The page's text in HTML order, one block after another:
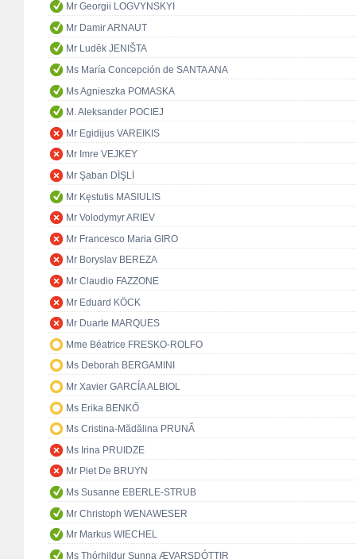
Mr Georgii LOGVYNSKYI
Mr Damir ARNAUT
Mr Luděk JENIŠTA
Ms María Concepción de SANTA ANA
Ms Agnieszka POMASKA
M. Aleksander POCIEJ
Mr Egidijus VAREIKIS
Mr Imre VEJKEY
Mr Şaban DİŞLİ
Mr Kęstutis MASIULIS
Mr Volodymyr ARIEV
Mr Francesco Maria GIRO
Mr Boryslav BEREZA
Mr Claudio FAZZONE
Mr Eduard KÖCK
Mr Duarte MARQUES
Mme Béatrice FRESKO-ROLFO
Ms Deborah BERGAMINI
Mr Xavier GARCÍA ALBIOL
Ms Erika BENKŐ
Ms Cristina-Mădălina PRUNĂ
Ms Irina PRUIDZE
Mr Piet De BRUYN
Ms Susanne EBERLE-STRUB
Mr Christoph WENAWESER
Mr Markus WIECHEL
Ms Thórhildur Sunna ÆVARSDÓTTIR